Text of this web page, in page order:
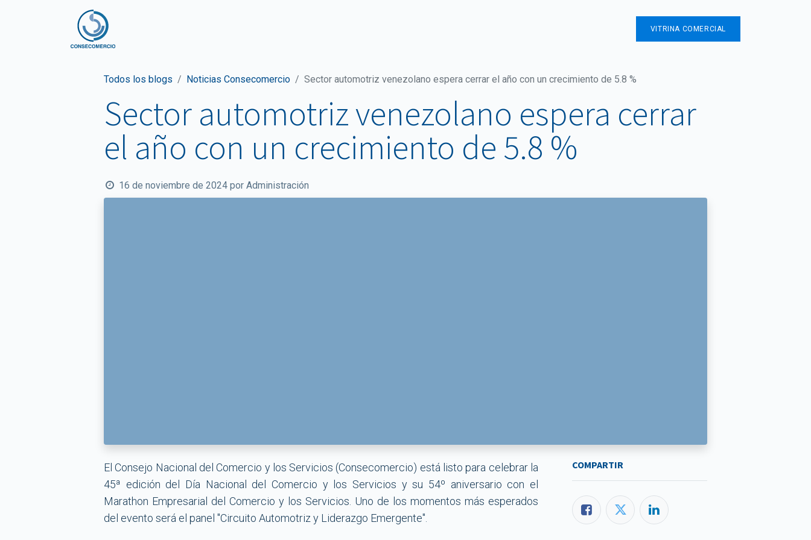
VITRINA COMERCIAL
Todos los blogs Noticias Consecomercio Sector automotriz venezolano espera cerrar el año con un crecimiento de 5.8 %
Sector automotriz venezolano espera cerrar
el año con un crecimiento de 5.8 %
16 de noviembre de 2024 por Administración
El Consejo Nacional del Comercio y los Servicios (Consecomercio) está listo para celebrar la
45ª edición del Día Nacional del Comercio y los Servicios y su 54º aniversario con el
Marathon Empresarial del Comercio y los Servicios. Uno de los momentos más esperados
del evento será el panel "Circuito Automotriz y Liderazgo Emergente".
COMPARTIR